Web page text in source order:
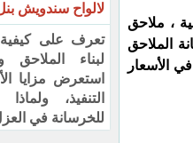
، ملاحق
الملاحق
الأسعار
لالواح سندويش
تعرف على
لبناء
استعرض مزايا
التنفيذ،
للخرسانة في